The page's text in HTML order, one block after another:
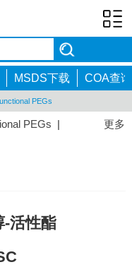
MSDS下载 COA查询
PEGs
更多
PEGs |
-活性酯